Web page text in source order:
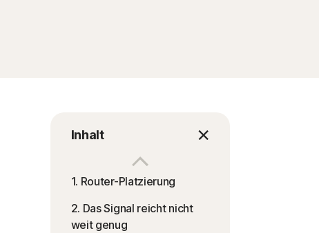
Inhalt
1. Router-Platzierung
2. Das Signal reicht nicht
weit genug